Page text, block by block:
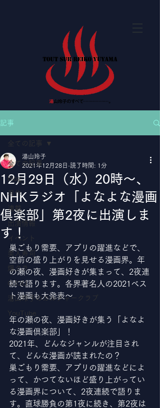
記事
全ての記事
Blog
著作
連載
出演情報
イベント
美人寿司
爆クラ
OJOU
湯山玲子のカルチャークラブ
YouTube
全ての記事
12月29日（水）20時〜、
NHKラジオ「よなよな漫画
倶楽部」第2夜に出演しま
す！
湯山玲子
2021年12月28日 読了時間: 1分
巣ごもり需要、アプリの躍進などで、
空前の盛り上がりを見せる漫画界。年
の瀬の夜、漫画好きが集まって、2夜連
続で語ります。各界著名人の2021ベス
ト漫画も大発表～
年の瀬の夜、漫画好きが集う「よなよ
な漫画倶楽部」！
2021年、どんなジャンルが注目され
て、どんな漫画が読まれたの？
巣ごもり需要、アプリの躍進などによ
って、かつてないほど盛り上がってい
る漫画界について、2夜連続で語りま
す。直球勝負の第1夜に続き、第2夜は